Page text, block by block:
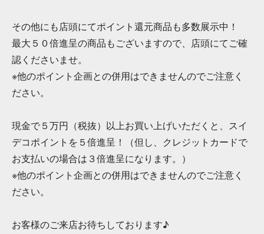
その他にも店頭にてポイント還元商品も多数展示中！
最大５０倍進呈の商品もございますので、店頭にてご確
認くださいませ。
※他のポイント企画との併用はできませんのでご注意く
ださい。
現金で５万円（税抜）以上お買い上げいただくと、スイ
デコポイントを５倍進呈！（但し、クレジットカードで
お支払いの場合は３倍進呈になります。）
※他のポイント企画との併用はできませんのでご注意く
ださい。
お客様のご来店お待ちしております♪